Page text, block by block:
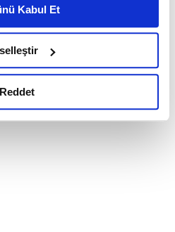
Korunması Kanunu uyarınca
kapsamında
faaliyetleri ile ilgili daha
tıklayınız.
Kabul Et
Reddet